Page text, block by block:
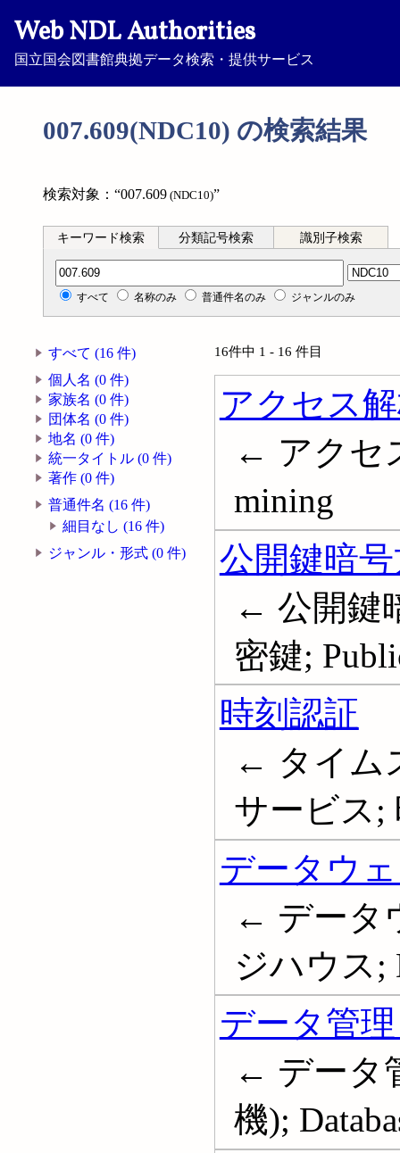
Web NDL Authorities
国立国会図書館典拠データ検索・提供サービス
007.609(NDC10) の検索結果
検索対象：“007.609 (NDC10)”
キーワード検索 分類記号検索 識別子検索
分類記号検索
すべて 名称のみ 普通件名のみ ジャンルのみ
すべて (16 件)
個人名 (0 件)
家族名 (0 件)
団体名 (0 件)
地名 (0 件)
統一タイトル (0 件)
著作 (0 件)
普通件名 (16 件)
細目なし (16 件)
ジャンル・形式 (0 件)
16件中 1 - 16 件目
アクセス
← アクセ
mining
公開鍵暗
← 公開鍵
密鍵;
時刻認証
← タイム
サービス;
データウ
← データ
ジハウス;
データ管
← データ
機);